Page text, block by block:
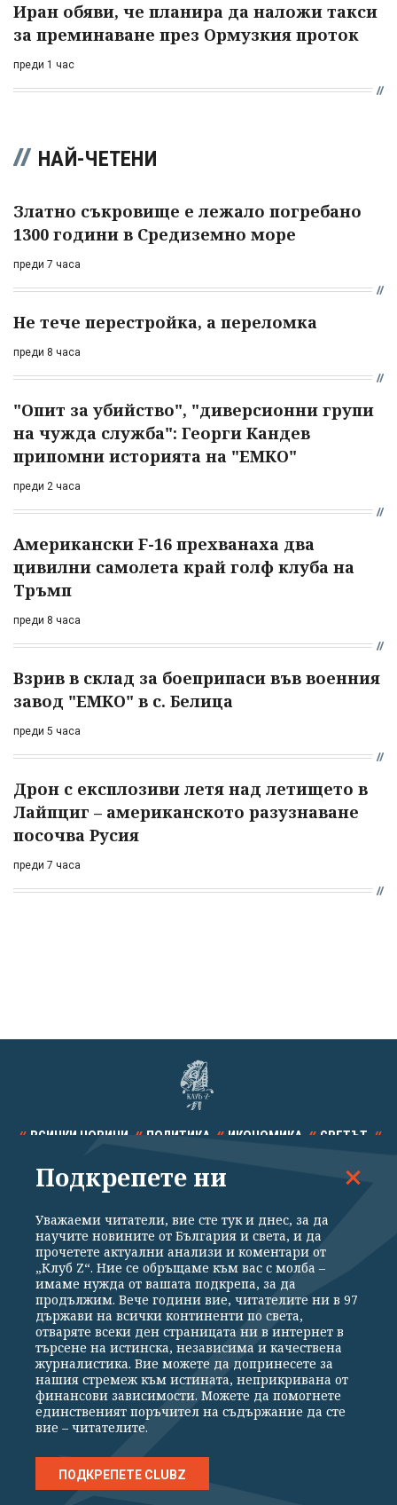
Иран обяви, че планира да наложи такси
за преминаване през Ормузкия проток
преди 1 час
НАЙ-ЧЕТЕНИ
Златно съкровище е лежало погребано
1300 години в Средиземно море
преди 7 часа
Не тече перестройка, а переломка
преди 8 часа
"Опит за убийство", "диверсионни групи
на чужда служба": Георги Кандев
припомни историята на "ЕМКО"
преди 2 часа
Американски F-16 прехванаха два
цивилни самолета край голф клуба на
Тръмп
преди 8 часа
Взрив в склад за боеприпаси във военния
завод "ЕМКО" в с. Белица
преди 5 часа
Дрон с експлозиви летя над летището в
Лайпциг – американското разузнаване
посочва Русия
преди 7 часа
ВСИЧКИ НОВИНИ ПОЛИТИКА ИКОНОМИКА СВЕТЪТ
СПОРТ КУЛТУРА ТЕХНОЛОГИИ КАЛЕЙДОСКОП
Общи условия
Политика за поверителност
Реклама
Партньори Контакти
За Клуб Z
Екип
Подкрепете ни
Издател на www.clubz.bg е „Клуб Зебра Медия“ ЕООД, София, ул. "Алеко
Константинов" 3. Всички права запазени 2026 „Клуб Зебра Медия“
Препечатването на материали, снимки и видео от www.clubz.bg без
разрешение ще бъде преследвано по съдебен път, съгласно
ОБЩИТЕ УСЛОВИЯ
Подкрепете ни
Уважаеми читатели, вие сте тук и днес, за да
научите новините от България и света, и да
прочетете актуални анализи и коментари от
„Клуб Z“. Ние се обръщаме към вас с молба –
имаме нужда от вашата подкрепа, за да
продължим. Вече години вие, читателите ни в 97
държави на всички континенти по света,
отваряте всеки ден страницата ни в интернет в
търсене на истинска, независима и качествена
журналистика. Вие можете да допринесете за
нашия стремеж към истината, неприкривана от
финансови зависимости. Можете да помогнете
единственият поръчител на съдържание да сте
вие – читателите.
ПОДКРЕПЕТЕ CLUBZ